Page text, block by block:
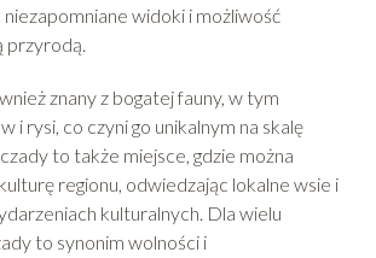
niezapomniane widoki i możliwość
przyrodą.
znany z bogatej fauny, w tym
i rysi, co czyni go unikalnym na skalę
to także miejsce, gdzie można
regionu, odwiedzając lokalne wsie i
kulturalnych. Dla wielu
to synonim wolności i